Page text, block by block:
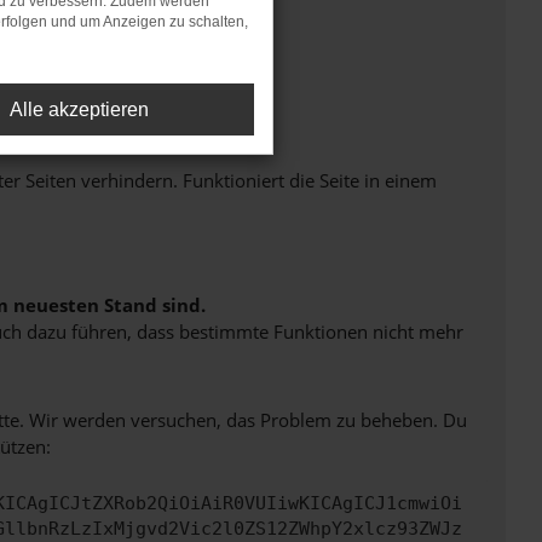
Seiten verhindern. Funktioniert die Seite in einem
neuesten Stand sind.
dazu führen, dass bestimmte Funktionen nicht mehr
Wir werden versuchen, das Problem zu beheben. Du
und um Anzeigen zu schalten,
Alle akzeptieren